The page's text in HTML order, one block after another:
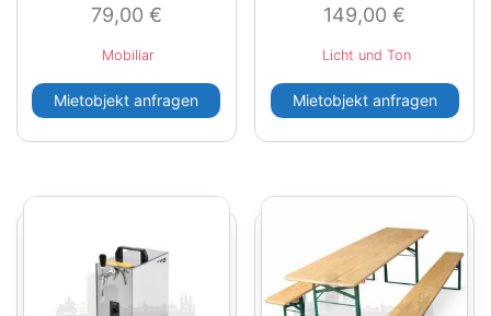
79,00 €
Mobiliar
Mietobjekt anfragen
149,00€
Licht und Ton
Mietobjekt anfragen